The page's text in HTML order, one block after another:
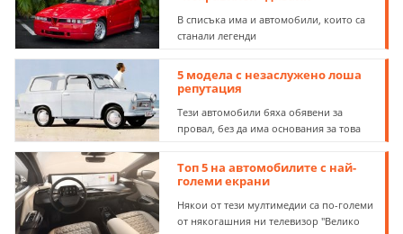
В списъка има и автомобили, които са
станали легенди
5 модела с незаслужено лоша
репутация
Тези автомобили бяха обявени за
провал, без да има основания за това
Топ 5 на автомобилите с най-
големи екрани
Някои от тези мултимедии са по-големи
от някогашния ни телевизор "Велико